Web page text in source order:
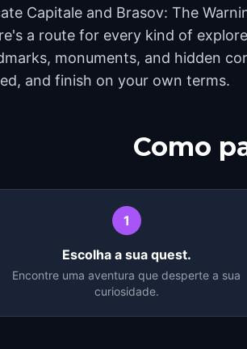
Capitale and Brasov: The
a route for every kind of
monuments, and hidden
and finish on your own terms.
Como
1
Escolha a sua quest.
Encontre uma aventura que desperte a sua
curiosidade.